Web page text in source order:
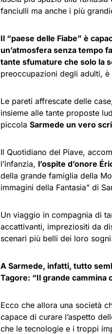
fanciulli ma anche i più
Il “paese delle Fiabe” è
un’atmosfera senza tempo
tante sfumature che solo la
preoccupazioni degli adulti,
Le pareti affrescate delle
insieme alle tante proposte
piccola Sarmede un vero
Il Quotidiano del Piave,
l’infanzia, l’ospite d’onore
della grande famiglia della
immagini della Fantasia” di
Un viaggio in compagnia di
accattivanti, impreziositi da
scenari più belli dei loro
A Sarmede, infatti, tutto
Tagore: “Il grande cammina
Ecco che allora una società
capace di curare l’aspetto
che le tecnologie e i troppi